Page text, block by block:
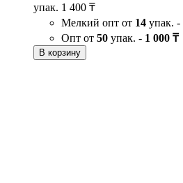
упак. 1 400 ₸
Мелкий опт от 14 упак. -
Опт от 50 упак. - 1 000 ₸
В корзину